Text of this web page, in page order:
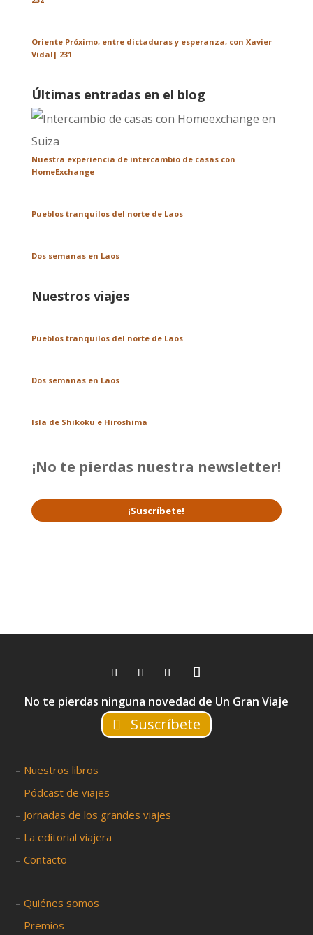
Oriente Próximo, entre dictaduras y esperanza, con Xavier
Vidal| 231
Últimas entradas en el blog
Nuestra experiencia de intercambio de casas con
HomeExchange
Pueblos tranquilos del norte de Laos
Dos semanas en Laos
Nuestros viajes
Pueblos tranquilos del norte de Laos
Dos semanas en Laos
Isla de Shikoku e Hiroshima
¡No te pierdas nuestra newsletter!
¡Suscríbete!
No te pierdas ninguna novedad de Un Gran Viaje
Suscríbete
– Nuestros libros
– Pódcast de viajes
– Jornadas de los grandes viajes
– La editorial viajera
–Contacto
–Quiénes somos
– Premios